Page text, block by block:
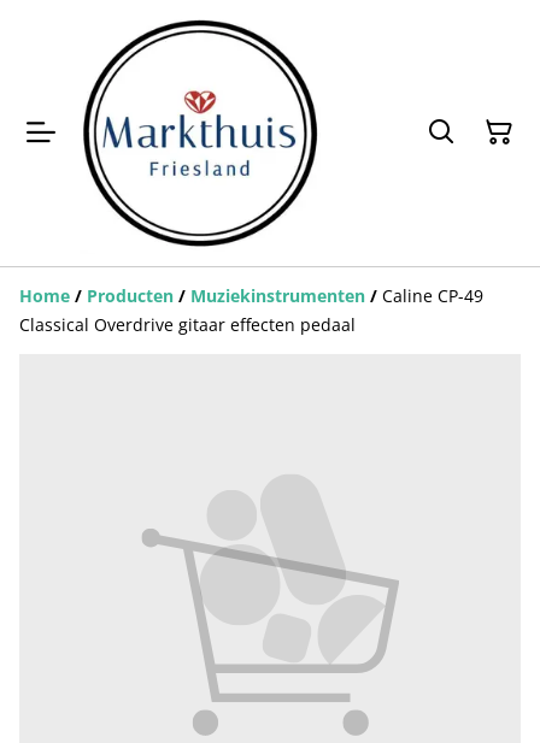
Home / Producten / Muziekinstrumenten / Caline CP-49
Classical Overdrive gitaar effecten pedaal